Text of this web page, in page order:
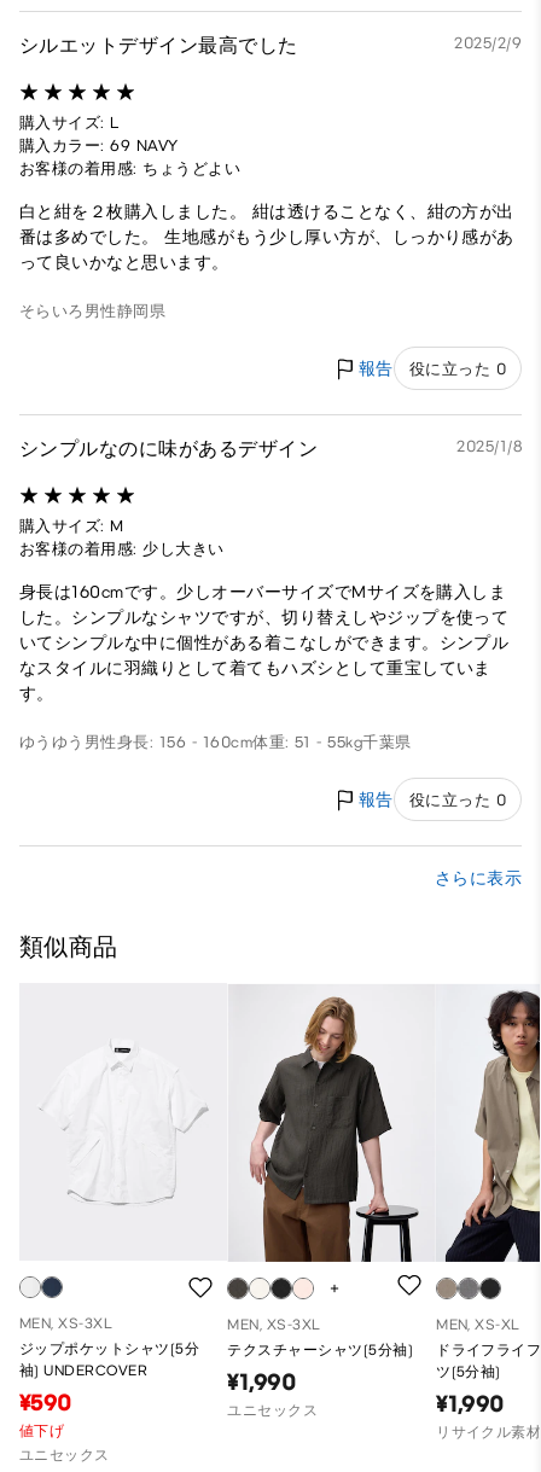
シルエットデザイン最高でした 2025/2/9
購入サイズ: L
購入カラー: 69 NAVY
お客様の着用感: ちょうどよい
白と紺を２枚購入しました。 紺は透けることなく、紺の方が出
番は多めでした。 生地感がもう少し厚い方が、しっかり感があ
って良いかなと思います。
そらいろ 男性静岡県
報告 役に立った 0
シンプルなのに味があるデザイン 2025/1/8
購入サイズ: M
お客様の着用感: 少し大きい
身長は160cmです。少しオーバーサイズでMサイズを購入しま
した。シンプルなシャツですが、切り替えしやジップを使って
いてシンプルな中に個性がある着こなしができます。シンプル
なスタイルに羽織りとして着てもハズシとして重宝していま
す。
ゆうゆう 男性身長: 156 - 160cm体重: 51 - 55kg千葉県
報告 役に立った 0
さらに表示
類似商品
MEN, XS-3XL
ジップポケットシャツ(5分
袖) UNDERCOVER
¥590
値下げ
ユニセックス
MEN, XS-3XL
テクスチャーシャツ(5分袖)
¥1,990
ユニセックス
MEN, XS-XL
ドライフライ
ツ(5分袖)
¥1,990
リサイクル素材